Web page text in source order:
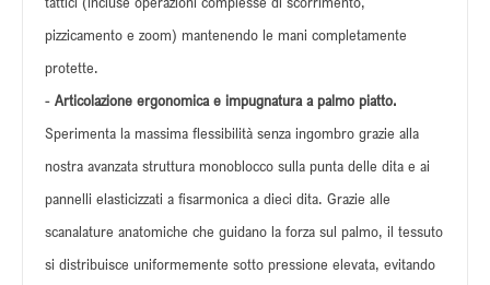
pizzicamento e zoom) mantenendo le mani completamente
protette.
- Articolazione ergonomica e impugnatura a palmo piatto.
Sperimenta la massima flessibilità senza ingombro grazie alla
nostra avanzata struttura monoblocco sulla punta delle dita e ai
pannelli elasticizzati a fisarmonica a dieci dita. Grazie alle
scanalature anatomiche che guidano la forza sul palmo, il tessuto
si distribuisce uniformemente sotto pressione elevata, evitando